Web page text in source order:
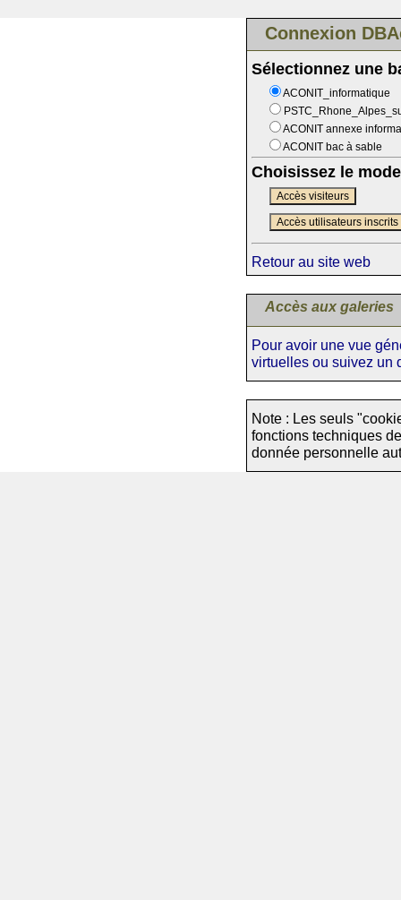
Connexion
Sélectionnez une
ACONIT_informatique
ACONIT annexe
ACONIT bac à sable
Choisissez le
Accès visiteurs
Accès utilisateurs inscrits
Retour au site web
Accès aux galeries
Pour avoir une vue
virtuelles ou suivez un
Note : Les seuls
fonctions techniques
donnée personnelle